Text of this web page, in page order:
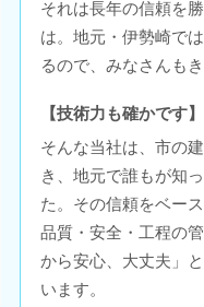
それは長年の信頼を
は。地元・伊勢崎で
るので、みなさんも
【技術力も確かです】
そんな当社は、市の
き、地元で誰もが知
た。その信頼をベー
品質・安全・工程の
から安心、大丈夫」
います。